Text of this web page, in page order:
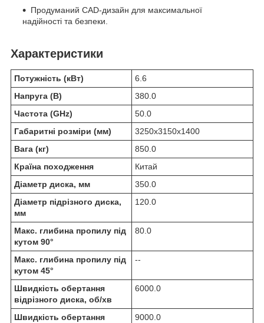
Продуманий CAD-дизайн для максимальної
надійності та безпеки.
Характеристики
Потужність (кВт)
6.6
Напруга (В)
380.0
Частота (GHz)
50.0
Габаритні розміри (мм)
3250x3150x1400
Вага (кг)
850.0
Країна походження
Китай
Діаметр диска, мм
350.0
Діаметр підрізного диска,
мм
120.0
Макс. глибина пропилу під
кутом 90°
80.0
Макс. глибина пропилу під
кутом 45°
--
Швидкість обертання
відрізного диска, об/хв
6000.0
Швидкість обертання 9000.0